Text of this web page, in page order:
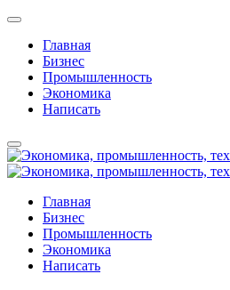
Главная
Бизнес
Промышленность
Экономика
Написать
Главная
Бизнес
Промышленность
Экономика
Написать